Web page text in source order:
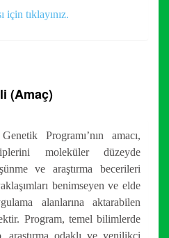
için tıklayınız.
(Amaç)
Programı’nın amacı,
moleküler düzeyde
ve araştırma becerileri
benimseyen ve elde
alanlarına aktarabilen
Program, temel bilimlerde